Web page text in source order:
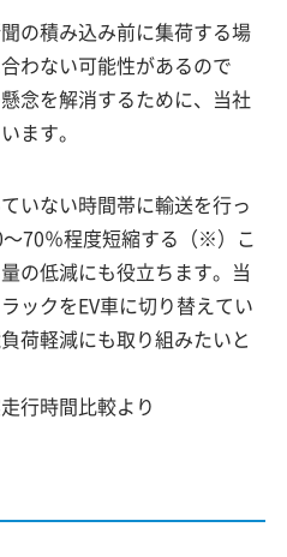
の積み込み前に集荷する場
わない可能性があるので
念を解消するために、当社
ます。
いない時間帯に輸送を行っ
70％程度短縮する（※）こ
の低減にも役立ちます。当
ックをEV車に切り替えてい
荷軽減にも取り組みたいと
行時間比較より